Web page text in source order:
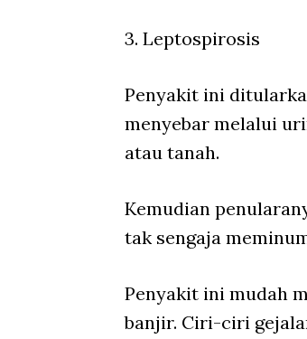
3. Leptospirosis
Penyakit ini
menyebar melalui
atau tanah.
Kemudian
tak sengaja
Penyakit ini mudah
banjir. Ciri-ciri